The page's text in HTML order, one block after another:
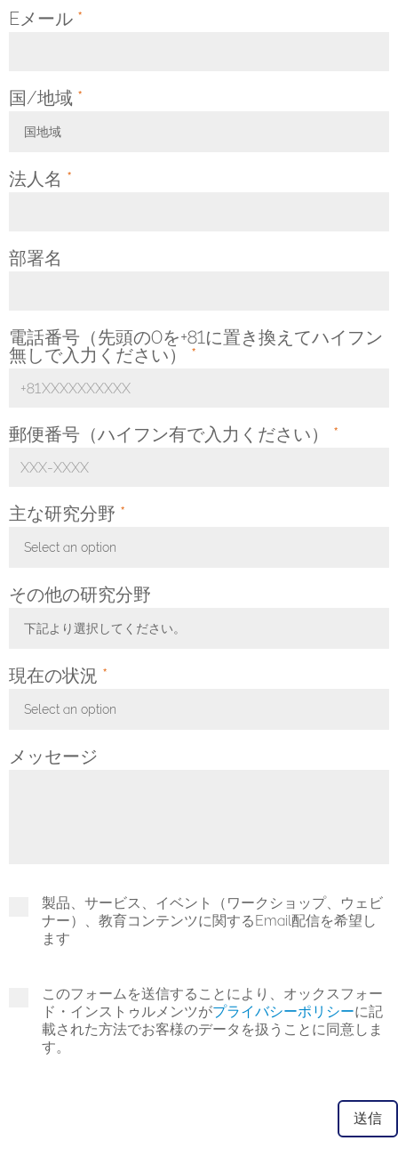
Eメール *
国/地域 *
国地域
法人名 *
部署名
電話番号（先頭の0を+81に置き換えてハイフン
無しで入力ください） *
郵便番号（ハイフン有で入力ください） *
主な研究分野 *
Select an option
その他の研究分野
下記より選択してください。
現在の状況 *
Select an option
メッセージ
製品、サービス、イベント（ワークショップ、ウェビ
ナー）、教育コンテンツに関するEmail配信を希望し
ます
このフォームを送信することにより、オックスフォー
ド・インストゥルメンツがプライバシーポリシーに記
載された方法でお客様のデータを扱うことに同意しま
す。